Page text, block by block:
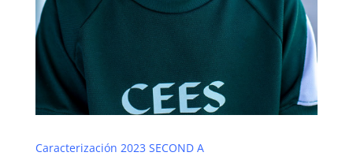
Caracterización 2023 SECOND A